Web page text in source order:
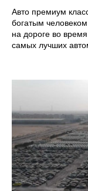
Авто премиум
богатым
на дороге во
самых лучших